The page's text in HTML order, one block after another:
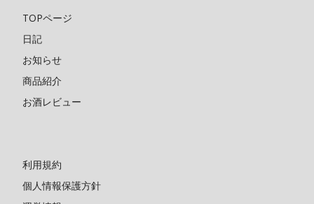
TOPページ
日記
お知らせ
商品紹介
お酒レビュー
利用規約
個人情報保護方針